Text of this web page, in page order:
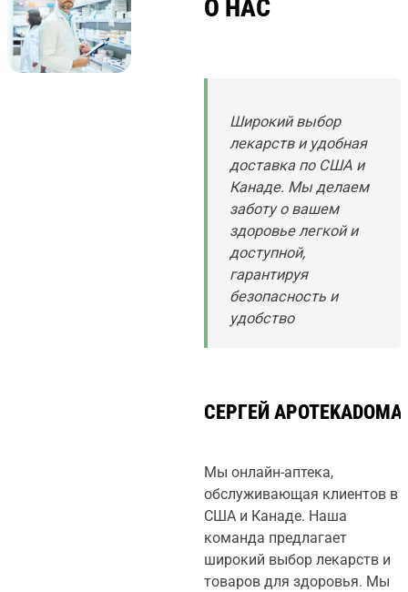
О НАС
Широкий выбор
лекарств и удобная
доставка по США и
Канаде. Мы делаем
заботу о вашем
здоровье легкой и
доступной,
гарантируя
безопасность и
удобство
СЕРГЕЙ APOTEKADOMA
Мы онлайн-аптека,
обслуживающая клиентов в
США и Канаде. Наша
команда предлагает
широкий выбор лекарств и
товаров для здоровья. Мы